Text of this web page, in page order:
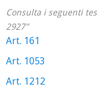
Consulta i seguenti
2927"
Art. 161
Art. 1053
Art. 1212